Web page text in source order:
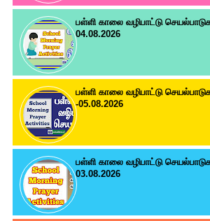
பள்ளி காலை வழிபாட்டு
04.08.2026
பள்ளி காலை வழிபாட்டு
-05.08.2026
பள்ளி காலை வழிபாட்டு
03.08.2026